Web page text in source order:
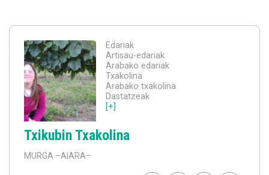
Edariak
Artisau-edariak
Arabako edariak
Txakolina
Arabako txakolina
Dastatzeak
[+]
Txikubin Txakolina
MURGA –AIARA–